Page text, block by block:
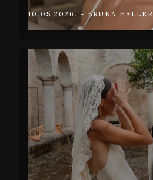
10.05.2026. - BRUNA HALLER